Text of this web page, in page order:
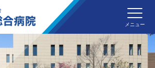
みた
メニュー